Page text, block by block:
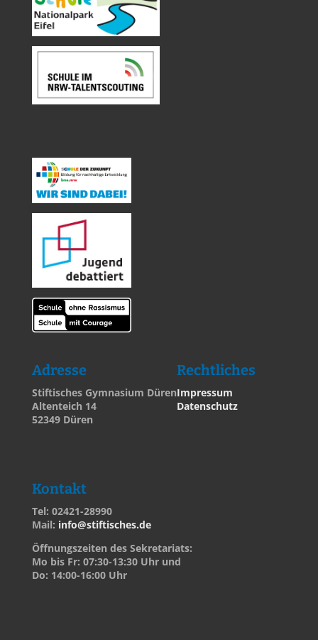
Adresse
Stiftisches Gymnasium Düren
Altenteich 14
52349 Düren
Rechtliches
Impressum
Datenschutz
Kontakt
Tel: 02421-28990
Mail: info@stiftisches.de
Öffnungszeiten des Sekretariats:
Mo bis Fr: 07:30-13:30 Uhr und
Do: 14:00-16:00 Uhr